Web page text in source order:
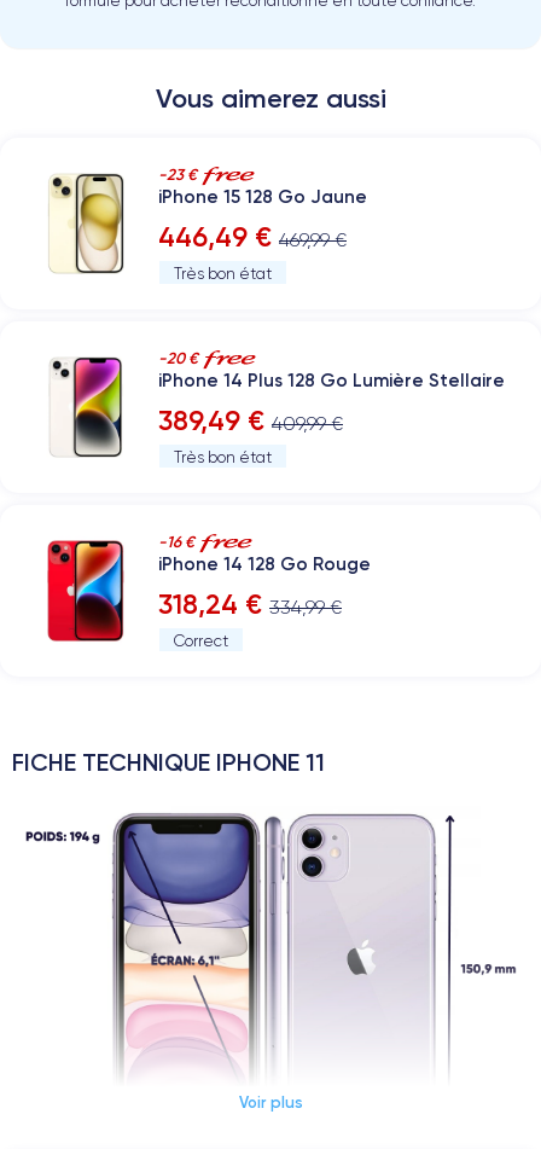
Vous aimerez aussi
-23 €
iPhone 15 128 Go Jaune
446,49 € 469,99 €
Très bon état
-20 €
iPhone 14 Plus 128 Go Lumière Stellaire
389,49 € 409,99 €
Très bon état
-16 €
iPhone 14 128 Go Rouge
318,24 € 334,99 €
Correct
FICHE TECHNIQUE IPHONE 11
Voir plus